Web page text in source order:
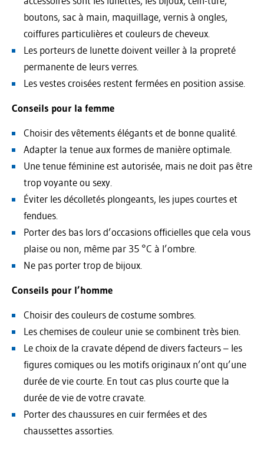
boutons, sac à main, maquillage, vernis à ongles,
coiffures particulières et couleurs de cheveux.
Les porteurs de lunette doivent veiller à la propreté
permanente de leurs verres.
Les vestes croisées restent fermées en position assise.
Conseils pour la femme
Choisir des vêtements élégants et de bonne qualité.
Adapter la tenue aux formes de manière optimale.
Une tenue féminine est autorisée, mais ne doit pas être
trop voyante ou sexy.
Éviter les décolletés plongeants, les jupes courtes et
fendues.
Porter des bas lors d’occasions officielles que cela vous
plaise ou non, même par 35 °C à l’ombre.
Ne pas porter trop de bijoux.
Conseils pour l’homme
Choisir des couleurs de costume sombres.
Les chemises de couleur unie se combinent très bien.
Le choix de la cravate dépend de divers facteurs – les
figures comiques ou les motifs originaux n’ont qu’une
durée de vie courte. En tout cas plus courte que la
durée de vie de votre cravate.
Porter des chaussures en cuir fermées et des
chaussettes assorties.